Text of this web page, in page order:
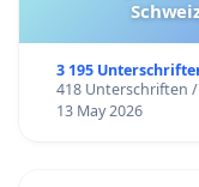
3 195
418 Unterschriften /
13 May 2026